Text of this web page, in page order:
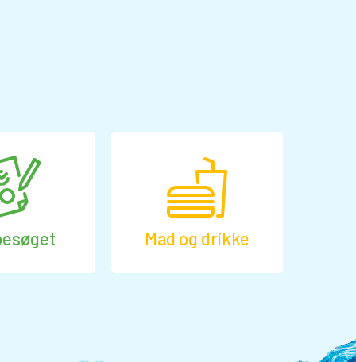
Mad og drikke